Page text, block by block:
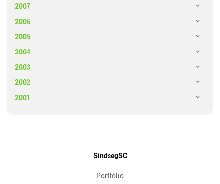
2007
2006
2005
2004
2003
2002
2001
SindsegSC
Portfólio